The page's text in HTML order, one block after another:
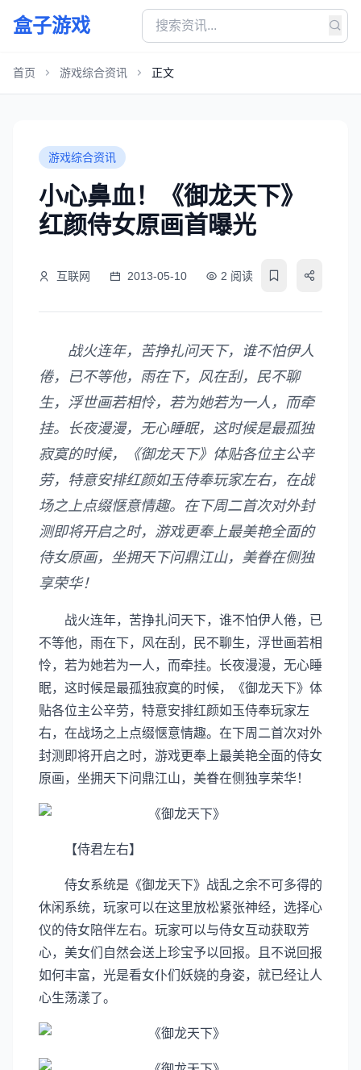
盒子游戏
首页 游戏综合资讯 正文
游戏综合资讯
小心鼻血！《御龙天下》
红颜侍女原画首曝光
互联网 2013-05-10 2 阅读
战火连年，苦挣扎问天下，谁不怕伊人
倦，已不等他，雨在下，风在刮，民不聊
生，浮世画若相怜，若为她若为一人，而牵
挂。长夜漫漫，无心睡眠，这时候是最孤独
寂寞的时候，《御龙天下》体贴各位主公辛
劳，特意安排红颜如玉侍奉玩家左右，在战
场之上点缀惬意情趣。在下周二首次对外封
测即将开启之时，游戏更奉上最美艳全面的
侍女原画，坐拥天下问鼎江山，美眷在侧独
享荣华！
战火连年，苦挣扎问天下，谁不怕伊人倦，已
不等他，雨在下，风在刮，民不聊生，浮世画若相
怜，若为她若为一人，而牵挂。长夜漫漫，无心睡
眠，这时候是最孤独寂寞的时候，《御龙天下》体
贴各位主公辛劳，特意安排红颜如玉侍奉玩家左
右，在战场之上点缀惬意情趣。在下周二首次对外
封测即将开启之时，游戏更奉上最美艳全面的侍女
原画，坐拥天下问鼎江山，美眷在侧独享荣华！
【侍君左右】
侍女系统是《御龙天下》战乱之余不可多得的
休闲系统，玩家可以在这里放松紧张神经，选择心
仪的侍女陪伴左右。玩家可以与侍女互动获取芳
心，美女们自然会送上珍宝予以回报。且不说回报
如何丰富，光是看女仆们妖娆的身姿，就已经让人
心生荡漾了。